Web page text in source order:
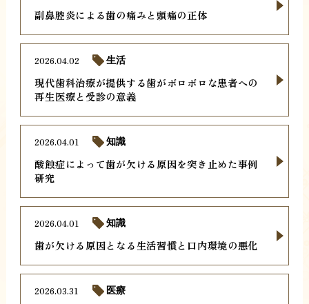
副鼻腔炎による歯の痛みと頭痛の正体
現代歯科治療が提供する歯がボロボロな患者への
再生医療と受診の意義
2026.04.02 生活
酸蝕症によって歯が欠ける原因を突き止めた事例
研究
2026.04.01 知識
歯が欠ける原因となる生活習慣と口内環境の悪化
2026.04.01 知識
2026.03.31 医療